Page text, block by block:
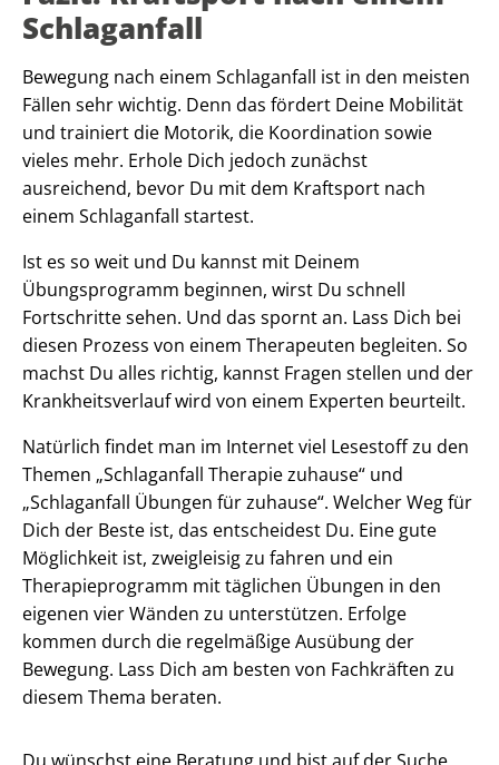
Schlaganfall
Bewegung nach einem Schlaganfall ist in den meisten
Fällen sehr wichtig. Denn das fördert Deine Mobilität
und trainiert die Motorik, die Koordination sowie
vieles mehr. Erhole Dich jedoch zunächst
ausreichend, bevor Du mit dem Kraftsport nach
einem Schlaganfall startest.
Ist es so weit und Du kannst mit Deinem
Übungsprogramm beginnen, wirst Du schnell
Fortschritte sehen. Und das spornt an. Lass Dich bei
diesen Prozess von einem Therapeuten begleiten. So
machst Du alles richtig, kannst Fragen stellen und der
Krankheitsverlauf wird von einem Experten beurteilt.
Natürlich findet man im Internet viel Lesestoff zu den
Themen „Schlaganfall Therapie zuhause“ und
„Schlaganfall Übungen für zuhause“. Welcher Weg für
Dich der Beste ist, das entscheidest Du. Eine gute
Möglichkeit ist, zweigleisig zu fahren und ein
Therapieprogramm mit täglichen Übungen in den
eigenen vier Wänden zu unterstützen. Erfolge
kommen durch die regelmäßige Ausübung der
Bewegung. Lass Dich am besten von Fachkräften zu
diesem Thema beraten.